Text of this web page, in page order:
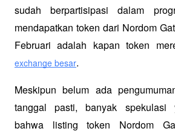
sudah berpartisipasi dalam
mendapatkan token dari Nordom
Februari adalah kapan token
exchange besar.
Meskipun belum ada
tanggal pasti, banyak spekulasi
bahwa listing token Nordom